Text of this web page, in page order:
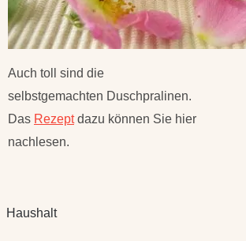
Auch toll sind die
selbstgemachten Duschpralinen.
Das Rezeptdazu können Sie hier
nachlesen.
Haushalt